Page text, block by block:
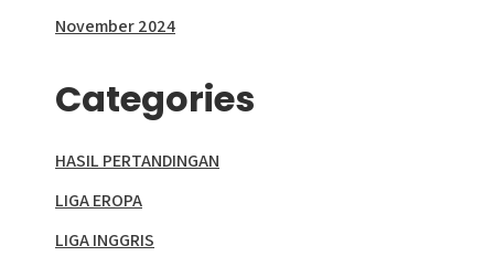
November 2024
Categories
HASIL PERTANDINGAN
LIGA EROPA
LIGA INGGRIS